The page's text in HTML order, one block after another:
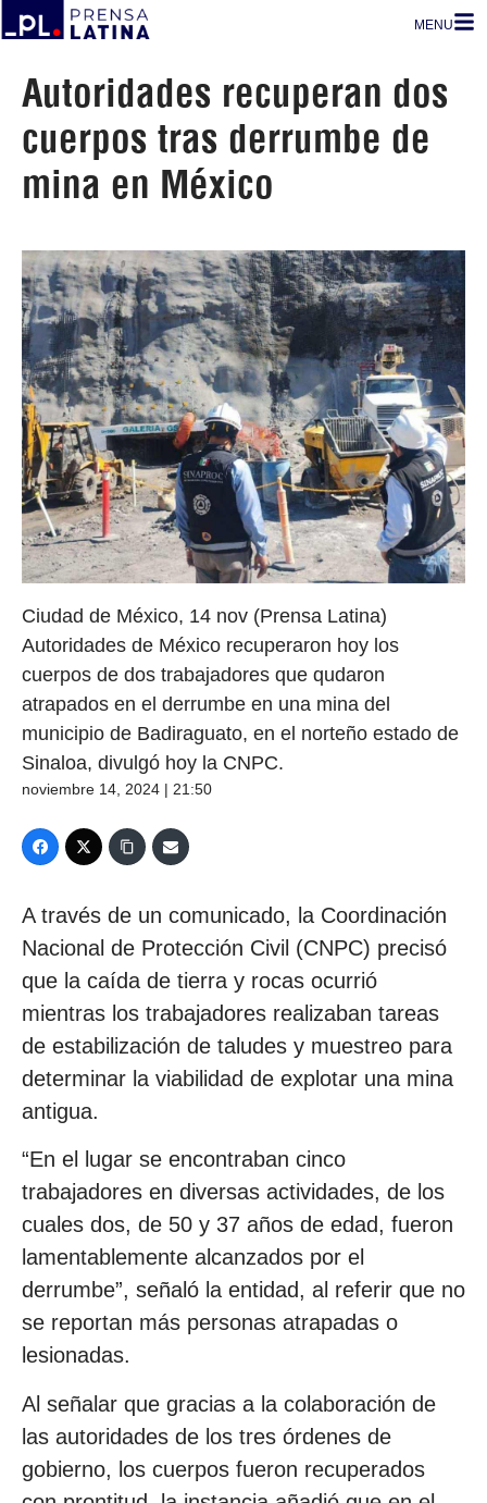
MENU
Autoridades recuperan dos
cuerpos tras derrumbe de
mina en México
Ciudad de México, 14 nov (Prensa Latina)
Autoridades de México recuperaron hoy los
cuerpos de dos trabajadores que qudaron
atrapados en el derrumbe en una mina del
municipio de Badiraguato, en el norteño estado de
Sinaloa, divulgó hoy la CNPC.
noviembre 14, 2024 | 21:50
A través de un comunicado, la Coordinación
Nacional de Protección Civil (CNPC) precisó
que la caída de tierra y rocas ocurrió
mientras los trabajadores realizaban tareas
de estabilización de taludes y muestreo para
determinar la viabilidad de explotar una mina
antigua.
“En el lugar se encontraban cinco
trabajadores en diversas actividades, de los
cuales dos, de 50 y 37 años de edad, fueron
lamentablemente alcanzados por el
derrumbe”, señaló la entidad, al referir que no
se reportan más personas atrapadas o
lesionadas.
Al señalar que gracias a la colaboración de
las autoridades de los tres órdenes de
gobierno, los cuerpos fueron recuperados